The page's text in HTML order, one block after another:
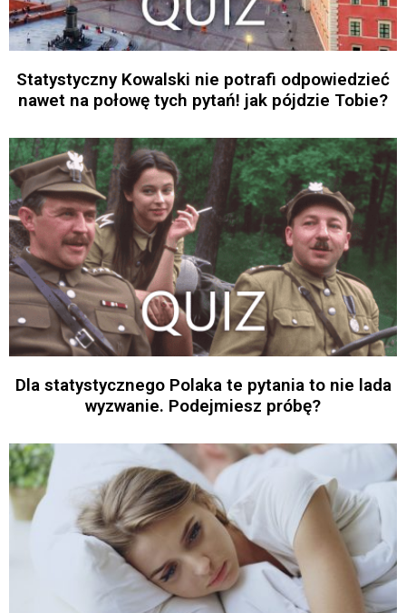
Statystyczny Kowalski nie potrafi odpowiedzieć
nawet na połowę tych pytań! jak pójdzie Tobie?
Dla statystycznego Polaka te pytania to nie lada
wyzwanie. Podejmiesz próbę?